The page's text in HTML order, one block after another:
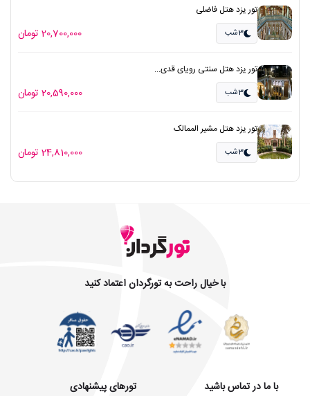
تور یزد هتل فاضلی
3شب 20,700,000 تومان
تور یزد هتل سنتی رویای قدی...
3شب 20,590,000 تومان
تور یزد هتل مشیر الممالک
3شب 24,810,000 تومان
با خیال راحت به تورگردان اعتماد کنید
با ما در تماس باشید
تورهای پیشنهادی